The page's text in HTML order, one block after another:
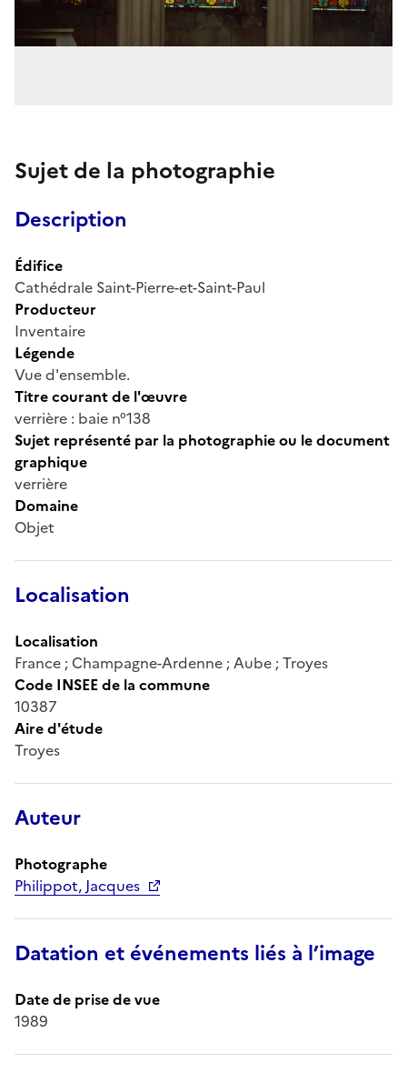
Sujet de la photographie
Description
Édifice
Cathédrale Saint-Pierre-et-Saint-Paul
Producteur
Inventaire
Légende
Vue d'ensemble.
Titre courant de l'œuvre
verrière : baie n°138
Sujet représenté par la photographie ou le document
graphique
verrière
Domaine
Objet
Localisation
Localisation
France ; Champagne-Ardenne ; Aube ; Troyes
Code INSEE de la commune
10387
Aire d'étude
Troyes
Auteur
Photographe
Philippot, Jacques
Datation et événements liés à l’image
Date de prise de vue
1989